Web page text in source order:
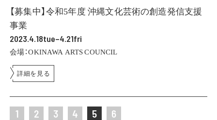
【募集中】令和5年度 沖縄文化芸術の創造発信支援
事業
2023.4.18tue–4.21fri
会場：OKINAWA ARTS COUNCIL
詳細を見る
1 2 3 4 5 6